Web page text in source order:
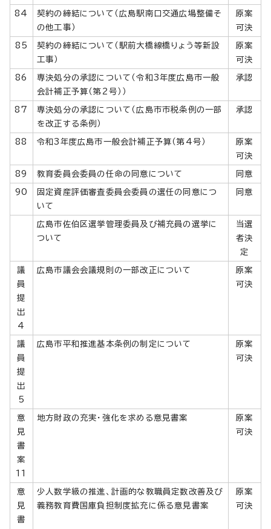
84
契約の締結について（広島駅南口交通広場整備そ
の他工事）
原案
可決
85
契約の締結について（駅前大橋線橋りょう等新設
工事）
原案
可決
86
専決処分の承認について（令和3年度広島市一般
会計補正予算（第2号））
承認
87
専決処分の承認について（広島市市税条例の一部
を改正する条例）
承認
88 令和3年度広島市一般会計補正予算（第4号）
原案
可決
89 教育委員会委員の任命の同意について 同意
90
固定資産評価審査委員会委員の選任の同意につ
いて
同意
広島市佐伯区選挙管理委員及び補充員の選挙に
ついて
当選
者決
定
議
員
提
出
4
広島市議会会議規則の一部改正について
原案
可決
議
員
提
出
5
広島市平和推進基本条例の制定について
原案
可決
意
見
書
案
11
地方財政の充実・強化を求める意見書案
原案
可決
意
見
書
少人数学級の推進、計画的な教職員定数改善及び
義務教育費国庫負担制度拡充に係る意見書案
原案
可決